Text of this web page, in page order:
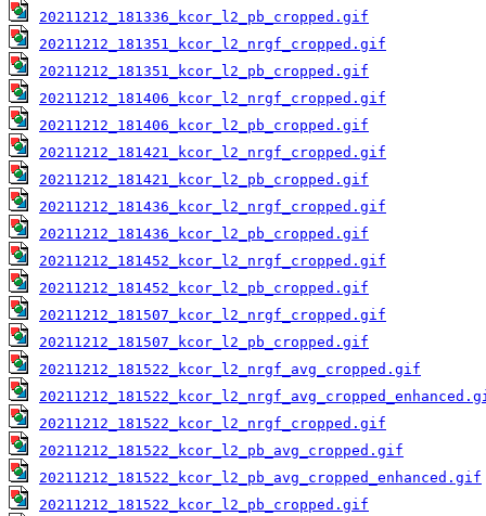
20211212_181336_kcor_l2_pb_cropped.gif
20211212_181351_kcor_l2_nrgf_cropped.gif
20211212_181351_kcor_l2_pb_cropped.gif
20211212_181406_kcor_l2_nrgf_cropped.gif
20211212_181406_kcor_l2_pb_cropped.gif
20211212_181421_kcor_l2_nrgf_cropped.gif
20211212_181421_kcor_l2_pb_cropped.gif
20211212_181436_kcor_l2_nrgf_cropped.gif
20211212_181436_kcor_l2_pb_cropped.gif
20211212_181452_kcor_l2_nrgf_cropped.gif
20211212_181452_kcor_l2_pb_cropped.gif
20211212_181507_kcor_l2_nrgf_cropped.gif
20211212_181507_kcor_l2_pb_cropped.gif
20211212_181522_kcor_l2_nrgf_avg_cropped.gif
20211212_181522_kcor_l2_nrgf_cropped.gif
20211212_181522_kcor_l2_pb_avg_cropped.gif
20211212_181522_kcor_l2_pb_avg_cropped_enhanced.gif
20211212_181522_kcor_l2_pb_cropped.gif